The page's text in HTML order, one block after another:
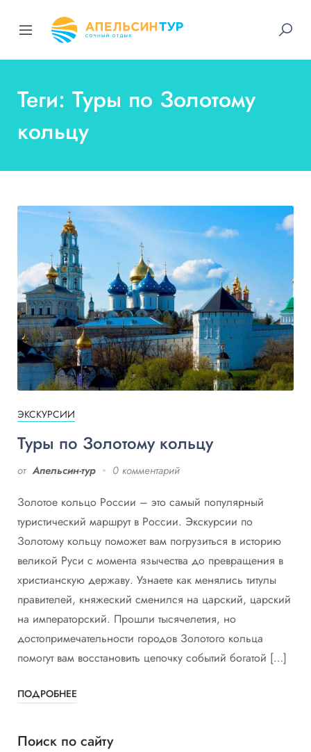
Теги: Туры по Золотому
кольцу
ЭКСКУРСИИ
Туры по Золотому кольцу
от Апельсин-тур 0 комментарий
Золотое кольцо России – это самый популярный
туристический маршрут в России. Экскурсии по
Золотому кольцу поможет вам погрузиться в историю
великой Руси с момента язычества до превращения в
христианскую державу. Узнаете как менялись титулы
правителей, княжеский сменился на царский, царский
на императорский. Прошли тысячелетия, но
достопримечательности городов Золотого кольца
помогут вам восстановить цепочку событий богатой […]
ПОДРОБНЕЕ
Поиск по сайту